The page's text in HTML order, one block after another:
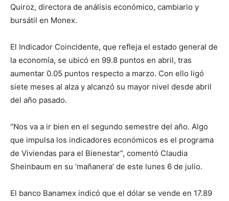
Quiroz, directora de análisis económico, cambiario y
bursátil en Monex.
El Indicador Coincidente, que refleja el estado general de
la economía, se ubicó en 99.8 puntos en abril, tras
aumentar 0.05 puntos respecto a marzo. Con ello ligó
siete meses al alza y alcanzó su mayor nivel desde abril
del año pasado.
“Nos va a ir bien en el segundo semestre del año. Algo
que impulsa los indicadores económicos es el programa
de Viviendas para el Bienestar”, comentó Claudia
Sheinbaum en su ‘mañanera’ de este lunes 6 de julio.
El banco Banamex indicó que el dólar se vende en 17.89